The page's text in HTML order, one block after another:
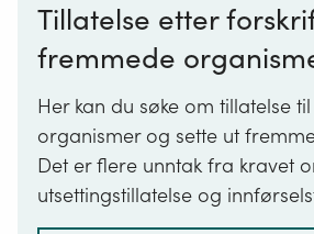
Tillatelse etter
fremmede
Her kan du søke om tillatelse
organismer og sette ut
Det er flere unntak fra kravet
utsettingstillatelse og